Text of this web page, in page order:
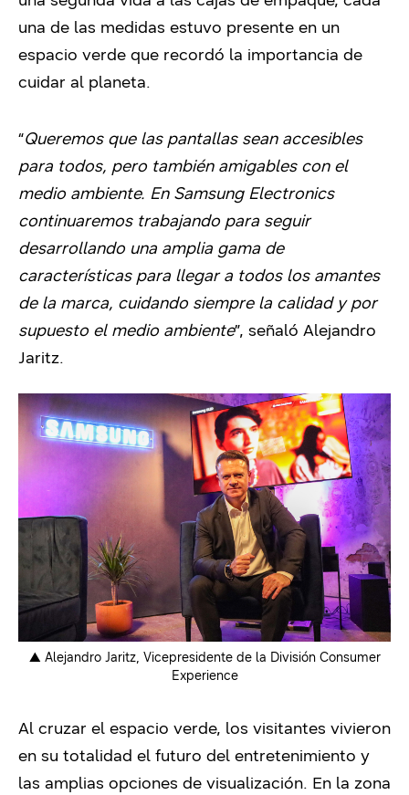
una de las medidas estuvo presente en un
espacio verde que recordó la importancia de
cuidar al planeta.
“Queremos que las pantallas sean accesibles
para todos, pero también amigables con el
medio ambiente. En Samsung Electronics
continuaremos trabajando para seguir
desarrollando una amplia gama de
características para llegar a todos los amantes
de la marca, cuidando siempre la calidad y por
supuesto el medio ambiente”, señaló Alejandro
Jaritz.
▲ Alejandro Jaritz, Vicepresidente de la División Consumer
Experience
Al cruzar el espacio verde, los visitantes vivieron
en su totalidad el futuro del entretenimiento y
las amplias opciones de visualización. En la zona